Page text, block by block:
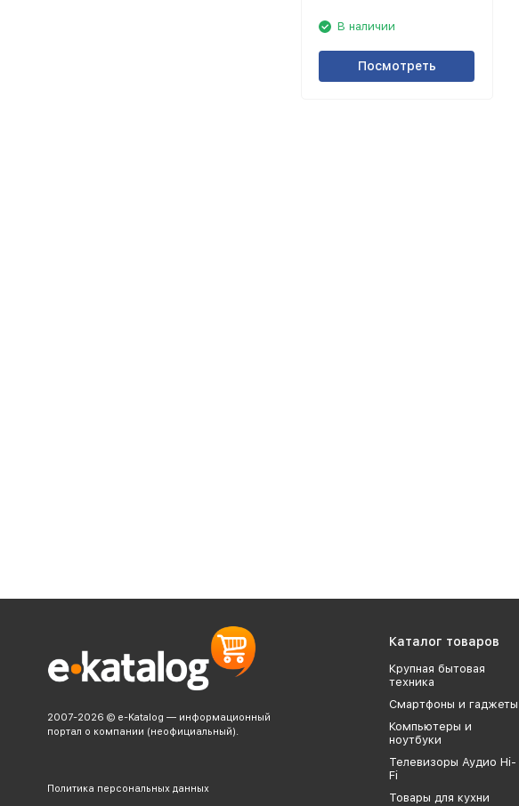
В наличии
Посмотреть
2007-2026 © e-Katalog — информационный
портал о компании (неофициальный).
Политика персональных данных
Каталог товаров
Крупная бытовая
техника
Смартфоны и гаджеты
Компьютеры и
ноутбуки
Телевизоры Аудио Hi-
Fi
Товары для кухни